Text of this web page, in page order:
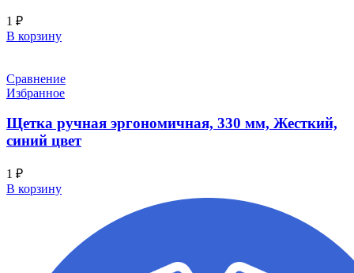
1 ₽
В корзину
Сравнение
Избранное
Щетка ручная эргономичная, 330 мм, Жесткий,
синий цвет
1 ₽
В корзину